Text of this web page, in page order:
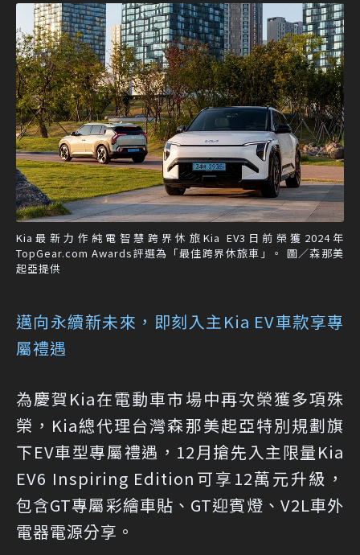
Kia最新力作純電智慧跨界休旅Kia EV3日前榮獲2024年
TopGear.com Awards評選為「最佳跨界休旅車」。 圖／森那美
起亞提供
邁向永續新未來，即刻入主Kia EV車款享專
屬禮遇
為慶賀Kia在電動車市場中再次榮獲多項殊
榮，Kia總代理台灣森那美起亞特別規劃旗
下EV車型專屬禮遇，12月搶先入主限量Kia
EV6 Inspiring Edition可享12萬元升級，
包含GT專屬彩繪車貼、GT迎賓燈、V2L車外
電器電源分享。